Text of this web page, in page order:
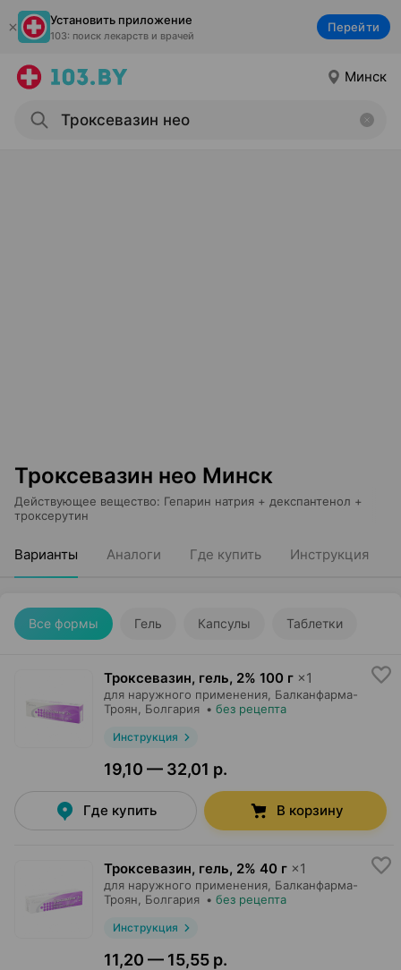
Установить приложение
103: поиск лекарств и врачей
Перейти
Минск
Троксевазин нео Минск
Действующее вещество: Гепарин натрия + декспантенол +
троксерутин
Варианты Аналоги Где купить Инструкция
Все формы Гель Капсулы Таблетки
Троксевазин, гель, 2% 100 г ×1
для наружного применения, Балканфарма-
Троян , Болгария • без рецепта
Инструкция
19,10 — 32,01 р.
Где купить В корзину
Троксевазин, гель, 2% 40 г ×1
для наружного применения, Балканфарма-
Троян , Болгария • без рецепта
Инструкция
11,20 — 15,55 р.